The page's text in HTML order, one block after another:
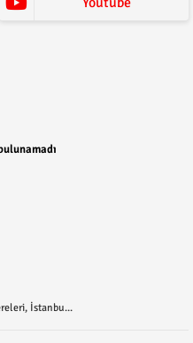
İstanbu...